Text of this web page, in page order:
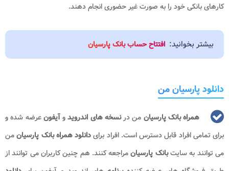
کارهای بانکی خود را به صورت غیر حضوری انجام دهند.
بیشتر بخوانید: افتتاح حساب بانک پارسیان
دانلود پارسیان من
همراه بانک پارسیان من درنسخه های اندرویدوآیفونعرضه شده و
برای تمامی افراد قابل دسترس است. افراد برایدانلود همراه بانک پارسیانمن
می توانند به سایتبانک پارسیانمراجعه کنند. هم چنین کاربران می توانند از